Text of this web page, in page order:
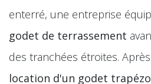
enterré, une entreprise
godet de terrassement
des tranchées étroites.
location d'un godet